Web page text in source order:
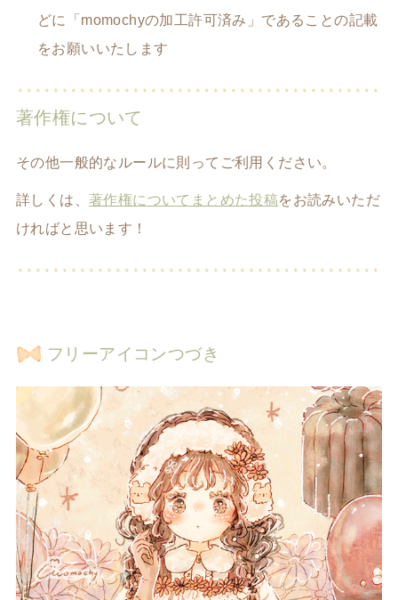
どに「momochyの加工許可済み」であることの記載
をお願いいたします
著作権について
その他一般的なルールに則ってご利用ください。
詳しくは、 著作権についてまとめた投稿をお読みいただ
ければと思います！
フリーアイコンつづき